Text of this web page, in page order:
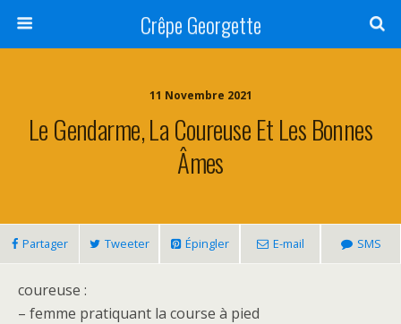
Crêpe Georgette
11 Novembre 2021
Le Gendarme, La Coureuse Et Les Bonnes
Âmes
Partager Tweeter Épingler E-mail SMS
coureuse :
– femme pratiquant la course à pied